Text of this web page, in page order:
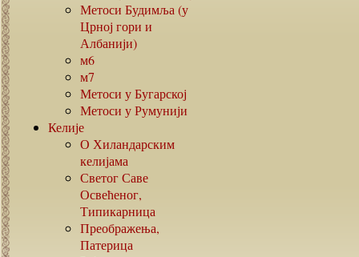
Метоси Будимља (у
Црној гори и
Албанији)
м6
м7
Метоси у Бугарској
Метоси у Румунији
Келије
О Хиландарским
келијама
Светог Саве
Освећеног,
Типикарница
Преображења,
Патерица